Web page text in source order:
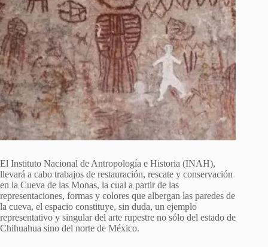
El Instituto Nacional de Antropología e Historia (INAH),
llevará a cabo trabajos de restauración, rescate y conservación
en la Cueva de las Monas, la cual a partir de las
representaciones, formas y colores que albergan las paredes de
la cueva, el espacio constituye, sin duda, un ejemplo
representativo y singular del arte rupestre no sólo del estado de
Chihuahua sino del norte de México.